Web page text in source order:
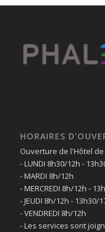
HORAIRES
Ouverture de l'Hôtel de
- LUNDI 8h30/12h -
- MARDI 8h/12h
- MERCREDI 8h/12h -
- JEUDI 8h/12h - 13h30/
- VENDREDI 8h/12h
- Les services sont